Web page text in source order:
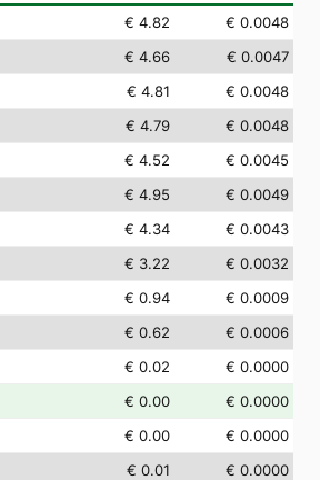
€ 4.82
€ 0.0048
€ 4.66
€ 0.0047
€ 4.81
€ 0.0048
€ 4.79
€ 0.0048
€ 4.52
€ 0.0045
€ 4.95
€ 0.0049
€ 4.34
€ 0.0043
€ 3.22
€ 0.0032
€ 0.94
€ 0.0009
€ 0.62
€ 0.0006
€ 0.02
€ 0.0000
€ 0.00
€ 0.0000
€ 0.00
€ 0.0000
€ 0.01
€ 0.0000